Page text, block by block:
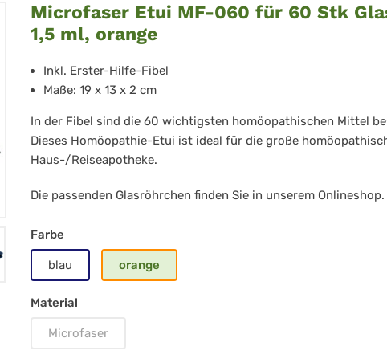
Microfaser
Etui
MF-
für
60
Stk
Glasröhrchen
1,5
ml,
orange
Microfaser Etui MF-060 für 60 Stk
1,5 ml, orange
Inkl. Erster-Hilfe-Fibel
Maße: 19 x 13 x 2 cm
In der Fibel sind die 60 wichtigsten homöopathischen Mittel
Dieses Homöopathie-Etui ist ideal für die große
Haus-/Reiseapotheke.
Die passenden Glasröhrchen finden Sie in unserem Onlineshop.
Farbe
blau orange
Material
Microfaser